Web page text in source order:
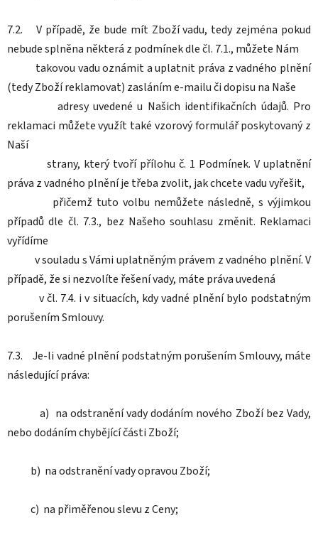
7.2. V případě, že bude mít Zboží vadu, tedy zejména pokud
nebude splněna některá z podmínek dle čl. 7.1., můžete Nám
takovou vadu oznámit a uplatnit práva z vadného plnění
(tedy Zboží reklamovat) zasláním e-mailu či dopisu na Naše
adresy uvedené u Našich identifikačních údajů. Pro
reklamaci můžete využít také vzorový formulář poskytovaný z
Naší
strany, který tvoří přílohu č. 1 Podmínek. V uplatnění
práva z vadného plnění je třeba zvolit, jak chcete vadu vyřešit,
přičemž tuto volbu nemůžete následně, s výjimkou
případů dle čl. 7.3., bez Našeho souhlasu změnit. Reklamaci
vyřídíme
v souladu s Vámi uplatněným právem z vadného plnění. V
případě, že si nezvolíte řešení vady, máte práva uvedená
v čl. 7.4. i v situacích, kdy vadné plnění bylo podstatným
porušením Smlouvy.
7.3. Je-li vadné plnění podstatným porušením Smlouvy, máte
následující práva:
a) na odstranění vady dodáním nového Zboží bez Vady,
nebo dodáním chybějící části Zboží;
b) na odstranění vady opravou Zboží;
c) na přiměřenou slevu z Ceny;